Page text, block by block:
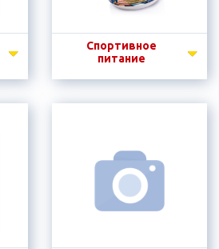
Спортивное
питание